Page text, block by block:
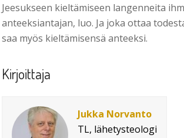
Jeesukseen kieltämiseen langenneita
anteeksiantajan, luo. Ja joka ottaa
saa myös kieltämisensä anteeksi.
Kirjoittaja
Jukka Norvanto
TL, lähetysteologi